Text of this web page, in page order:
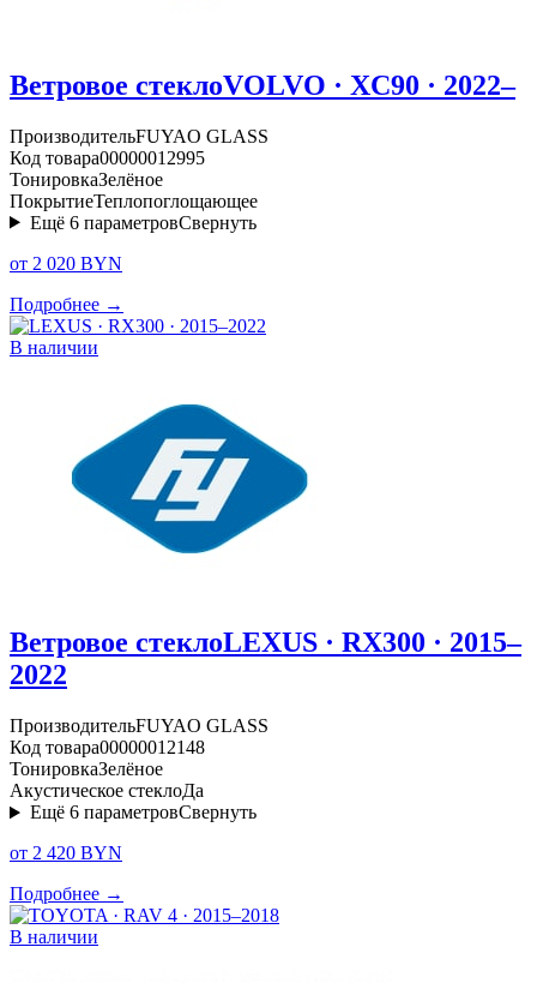
Ветровое стеклоVOLVO · XC90 · 2022–
ПроизводительFUYAO GLASS
Код товара00000012995
ТонировкаЗелёное
ПокрытиеТеплопоглощающее
Ещё 6 параметровСвернуть
от 2 020 BYN
Подробнее →
В наличии
Ветровое стеклоLEXUS · RX300 · 2015–
2022
ПроизводительFUYAO GLASS
Код товара00000012148
ТонировкаЗелёное
Акустическое стеклоДа
Ещё 6 параметровСвернуть
от 2 420 BYN
Подробнее →
В наличии